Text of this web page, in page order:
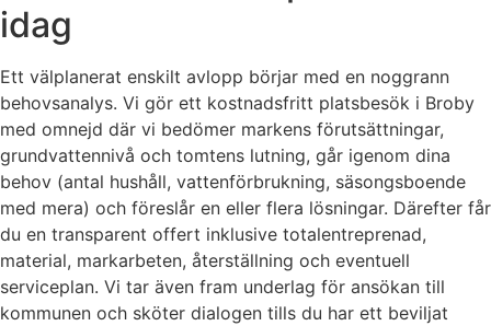
idag
Ett välplanerat enskilt avlopp börjar med en noggrann
behovsanalys. Vi gör ett kostnadsfritt platsbesök i Broby
med omnejd där vi bedömer markens förutsättningar,
grundvattennivå och tomtens lutning, går igenom dina
behov (antal hushåll, vattenförbrukning, säsongsboende
med mera) och föreslår en eller flera lösningar. Därefter får
du en transparent offert inklusive totalentreprenad,
material, markarbeten, återställning och eventuell
serviceplan. Vi tar även fram underlag för ansökan till
kommunen och sköter dialogen tills du har ett beviljat